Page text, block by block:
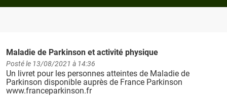
Maladie de Parkinson et activité physique
Posté le 13/08/2021 à 14:36
Un livret pour les personnes atteintes de Maladie de
Parkinson disponible auprès de France Parkinson
www.franceparkinson.fr